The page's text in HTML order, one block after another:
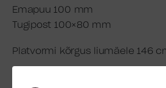
Emapuu 100 mm
Tugipost 100×80 mm
Platvormi kõrgus liumäele 146